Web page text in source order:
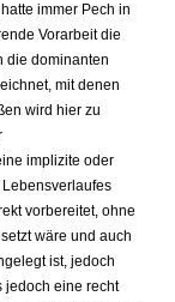
immer Pech in
Vorarbeit die
die dominanten
mit denen
wird hier zu
implizite oder
vorbereitet, ohne
wäre und auch
ist, jedoch
jedoch eine recht